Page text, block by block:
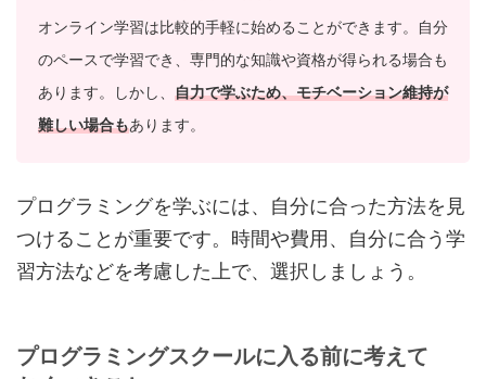
オンライン学習は比較的手軽に始めることができます。自分
のペースで学習でき、専門的な知識や資格が得られる場合も
あります。しかし、 自力で学ぶため、モチベーション維持が
難しい場合もあります。
プログラミングを学ぶには、自分に合った方法を見
つけることが重要です。時間や費用、自分に合う学
習方法などを考慮した上で、選択しましょう。
プログラミングスクールに入る前に考えて